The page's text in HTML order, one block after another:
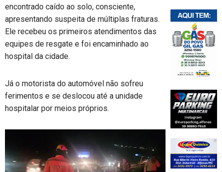
encontrado caído ao solo, consciente,
apresentando suspeita de múltiplas fraturas.
Ele recebeu os primeiros atendimentos das
equipes de resgate e foi encaminhado ao
hospital da cidade.
Já o motorista do automóvel não sofreu
ferimentos e se deslocou até a unidade
hospitalar por meios próprios.